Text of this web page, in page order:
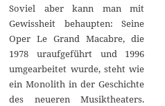
Soviel aber kann man mit
Gewissheit behaupten: Seine
Oper Le Grand Macabre, die
1978 uraufgeführt und 1996
umgearbeitet wurde, steht wie
ein Monolith in der Geschichte
des neueren Musiktheaters.